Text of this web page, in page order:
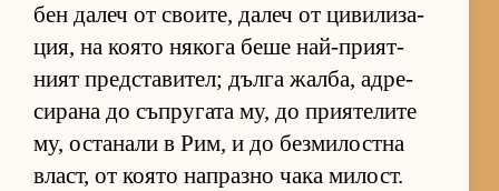
бен да­леч от сво­и­те, да­леч от ци­ви­ли­за­
ция, на ко­ято ня­кога беше най-при­ят­
ният пред­с­та­ви­тел; дълга жал­ба, ад­ре­
си­рана до съп­ру­гата му, до при­я­те­лите
му, ос­та­нали в Рим, и до без­ми­лос­тна
власт, от ко­ято нап­разно чака ми­лост.